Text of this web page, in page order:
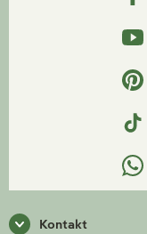
Kontakt